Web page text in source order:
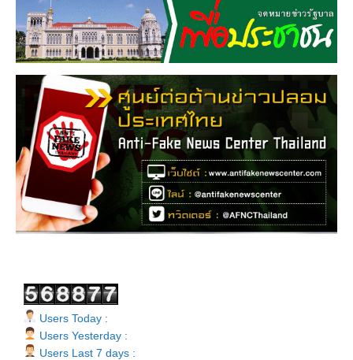
Users Today :
Users Yesterday :
Users Last 7 days :